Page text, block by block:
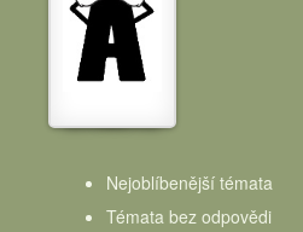
Nejoblíbenější témata
Témata bez odpovědi